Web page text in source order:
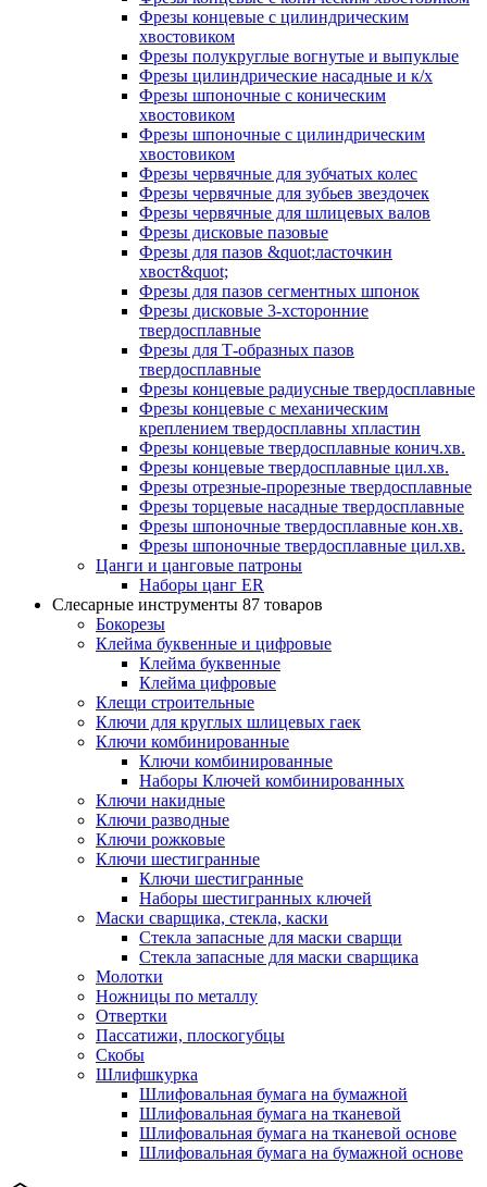
Фрезы концевые с цилиндрическим
хвостовиком
Фрезы полукруглые вогнутые и выпуклые
Фрезы цилиндрические насадные и к/х
Фрезы шпоночные с коническим
хвостовиком
Фрезы шпоночные с цилиндрическим
хвостовиком
Фрезы червячные для зубчатых колес
Фрезы червячные для зубьев звездочек
Фрезы червячные для шлицевых валов
Фрезы дисковые пазовые
Фрезы для пазов &quot;ласточкин
хвост&quot;
Фрезы для пазов сегментных шпонок
Фрезы дисковые 3-хсторонние
твердосплавные
Фрезы для Т-образных пазов
твердосплавные
Фрезы концевые радиусные твердосплавные
Фрезы концевые с механическим
креплением твердосплавны хпластин
Фрезы концевые твердосплавные конич.хв.
Фрезы концевые твердосплавные цил.хв.
Фрезы отрезные-прорезные твердосплавные
Фрезы торцевые насадные твердосплавные
Фрезы шпоночные твердосплавные кон.хв.
Фрезы шпоночные твердосплавные цил.хв.
Цанги и цанговые патроны
Наборы цанг ER
Слесарные инструменты 87 товаров
Бокорезы
Клейма буквенные и цифровые
Клейма буквенные
Клейма цифровые
Клещи строительные
Ключи для круглых шлицевых гаек
Ключи комбинированные
Ключи комбинированные
Наборы Ключей комбинированных
Ключи накидные
Ключи разводные
Ключи рожковые
Ключи шестигранные
Ключи шестигранные
Наборы шестигранных ключей
Маски сварщика, стекла, каски
Стекла запасные для маски сварщи
Стекла запасные для маски сварщика
Молотки
Ножницы по металлу
Отвертки
Пассатижи, плоскогубцы
Скобы
Шлифшкурка
Шлифовальная бумага на бумажной
Шлифовальная бумага на тканевой
Шлифовальная бумага на тканевой основе
Шлифовальная бумага на бумажной основе